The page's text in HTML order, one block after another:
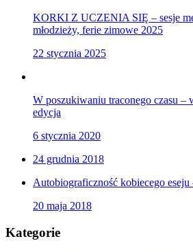
KORKI Z UCZENIA SIĘ – sesje
młodzieży, ferie zimowe 2025
22 stycznia 2025
W poszukiwaniu traconego czasu –
edycja
6 stycznia 2020
24 grudnia 2018
Autobiograficzność kobiecego
20 maja 2018
Kategorie